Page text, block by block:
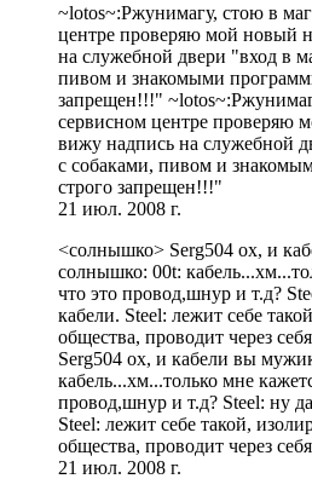
~lotos~:Ржунимагу, стою в
центре проверяю мой новый
на служебной двери "вход в
пивом и знакомыми
запрещен!!!"
сервисном центре проверяю
вижу надпись на служебной
с собаками, пивом и
строго запрещен!!!"
21 июл. 2008 г.
<солнышко> Serg504 ох, и
солнышко: 00t:
что это провод,шнур и т.д?
кабели. Steel: лежит себе
общества, проводит через
Serg504 ох, и кабели вы
кабель...хм...только мне
провод,шнур и т.д? Steel: ну
Steel: лежит себе такой,
общества, проводит через
21 июл. 2008 г.